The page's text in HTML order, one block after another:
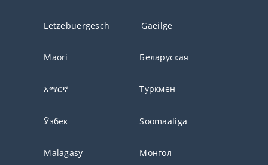
Lëtzebuergesch Gaeilge
Maori Беларуская
አማርኛ Туркмен
Ўзбек Soomaaliga
Malagasy Монгол